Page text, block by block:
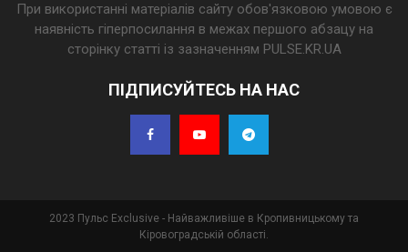
При використанні матеріалів сайту обов'язковою умовою є
наявність гіперпосилання в межах першого абзацу на
сторінку статті із зазначенням PULSE.KR.UA
ПІДПИСУЙТЕСЬ НА НАС
2023 Пульс Exclusive - Найважливіше в Кропивницькому та
Кіровоградській області.